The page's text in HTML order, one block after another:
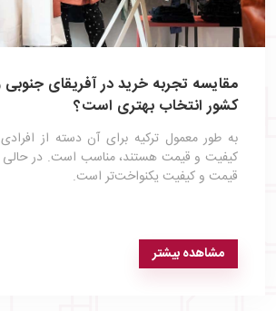
مقایسه تجربه خرید در آفریقای جنوبی
کشور انتخاب بهتری است؟
به طور معمول ترکیه برای آن دسته از
کیفیت و قیمت هستند، مناسب است. در حالی
قیمت و کیفیت یکنواخت‌تر است.
مشاهده بیشتر